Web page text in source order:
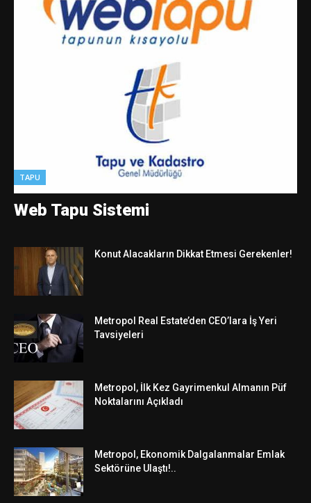
TAPU
Web Tapu Sistemi
Konut Alacakların Dikkat Etmesi Gerekenler!
Metropol Real Estate’den CEO’lara İş Yeri
Tavsiyeleri
Metropol, İlk Kez Gayrimenkul Almanın Püf
Noktalarını Açıkladı
Metropol, Ekonomik Dalgalanmalar Emlak
Sektörüne Ulaştı!..